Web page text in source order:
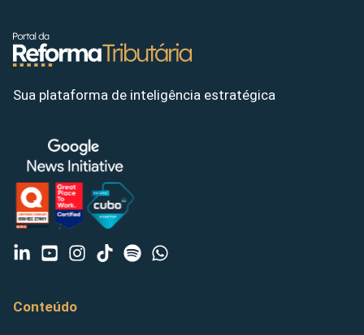
Sua plataforma de inteligência estratégica
Conteúdo